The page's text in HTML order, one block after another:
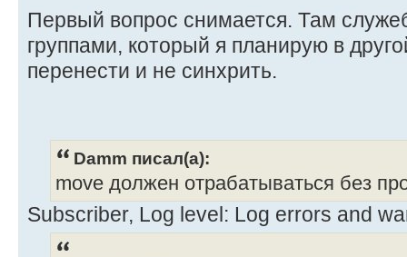
Первый вопрос снимается. Там
группами, который я планирую в
перенести и не синхрить.
Damm писал(а):
move должен отрабатываться без
Subscriber, Log level: Log errors and